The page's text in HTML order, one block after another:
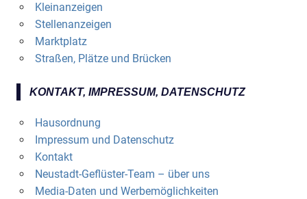
Kleinanzeigen
Stellenanzeigen
Marktplatz
Straßen, Plätze und Brücken
KONTAKT, IMPRESSUM, DATENSCHUTZ
Hausordnung
Impressum und Datenschutz
Kontakt
Neustadt-Geflüster-Team – über uns
Media-Daten und Werbemöglichkeiten